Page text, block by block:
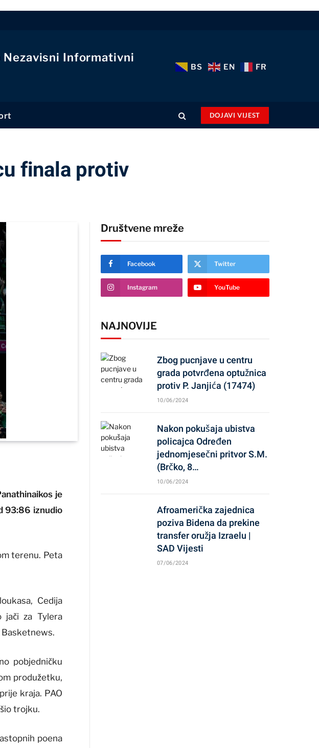
Nezavisni Informativni
BS EN FR
DOJAVI VIJEST
finala protiv
je
93:86 iznudio
terenu. Peta
Cedija
jači za Tylera
pobjedničku
produžetku,
kraja. PAO
trojku.
poena
Društvene mreže
Facebook Twitter
Instagram YouTube
NAJNOVIJE
Zbog pucnjave u centru
grada potvrđena optužnica
protiv P. Janjića (17474)
10/06/2024
Nakon pokušaja ubistva
policajca Određen
jednomjesečni pritvor S.M.
(Brčko, 8…
10/06/2024
Afroamerička zajednica
poziva Bidena da prekine
transfer oružja Izraelu |
SAD Vijesti
07/06/2024